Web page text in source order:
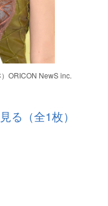
ORICON NewS inc.
る（全1枚）